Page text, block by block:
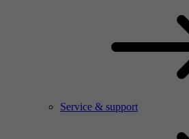
Service & support